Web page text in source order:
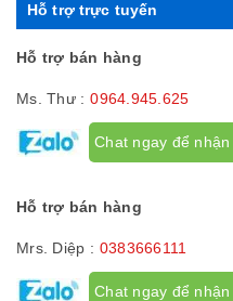
Hỗ trợ trực tuyến
Hỗ trợ bán hàng
Ms. Thư : 0964.945.625
Chat ngay để
Hỗ trợ bán hàng
Mrs. Diệp : 0383666111
Chat ngay để